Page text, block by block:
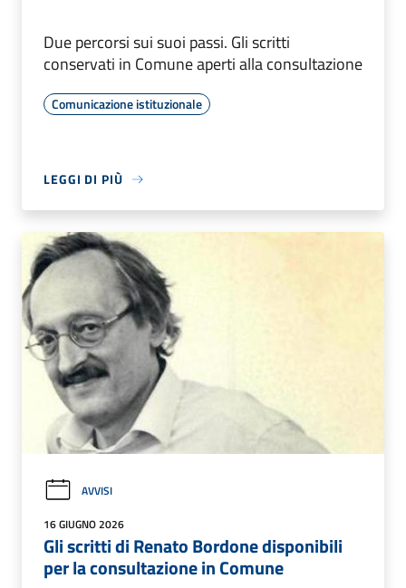
Due percorsi sui suoi passi. Gli scritti
conservati in Comune aperti alla consultazione
Comunicazione istituzionale
LEGGI DI PIÙ
AVVISI
16 GIUGNO 2026
Gli scritti di Renato Bordone disponibili
per la consultazione in Comune